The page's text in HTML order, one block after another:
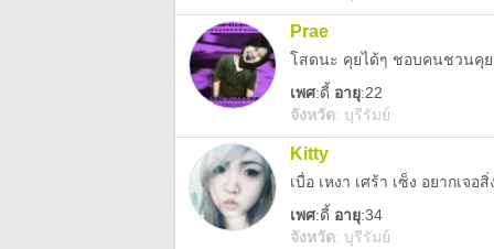
Prae
โสดนะ คุยได้ๆ ชอบคนชวนคุย
เพศ:ดี้ อายุ:22
จังหวัด: บุรีรัมย์
Kitty
เบื่อ เหงา เศร้า เซ็ง อยากเจอ
เพศ:ดี้ อายุ:34
จังหวัด: บุรีรัมย์